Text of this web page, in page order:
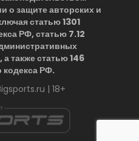
о защите авторских и
статью 1301
РФ, статью 7.12
также статью 146
кодекса РФ.
| 18+